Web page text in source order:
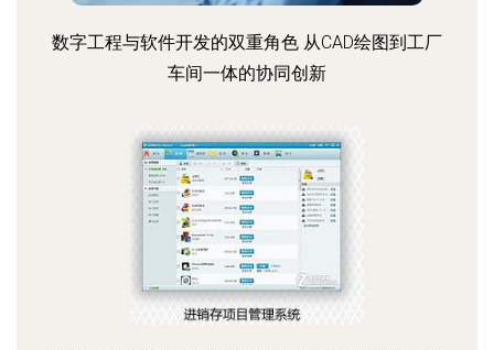
数字工程与软件开发的双重角色 从CAD绘图到工厂
车间一体的协同创新